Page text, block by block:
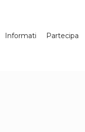
Informati Partecipa